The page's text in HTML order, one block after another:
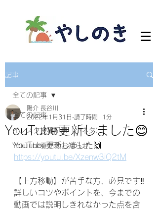
記事
全ての記事
インスタ投稿記事（小ネタ）
YouTube更新のお知らせ
全ての記事
YouTube更新しました😊
陽介 長谷川
2022年1月31日 読了時間: 1分
YouTube更新しました🙌
https://youtu.be/Xzenw3iQ2tM
【上方移動】が苦手な方、必見です‼️
詳しいコツやポイントを、今までの
動画では説明しきれなかった点を含